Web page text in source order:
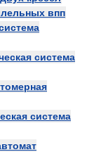
впп
система
система